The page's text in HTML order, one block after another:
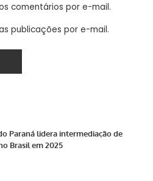
comentários por e-mail.
publicações por e-mail.
Paraná lidera intermediação de
Brasil em 2025